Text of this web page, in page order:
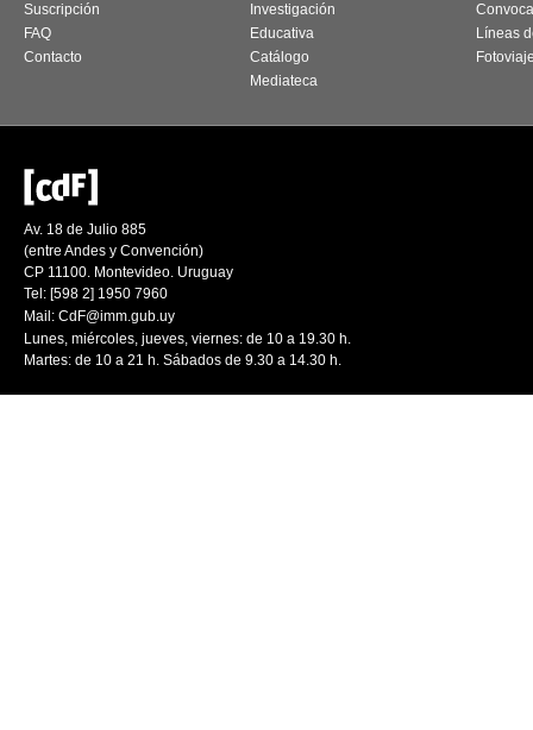
Suscripción
FAQ
Contacto
Investigación
Educativa
Catálogo
Mediateca
Líneas
Av. 18 de Julio 885
(entre Andes y Convención)
CP 11100. Montevideo. Uruguay
Tel: [598 2] 1950 7960
Mail: CdF@imm.gub.uy
Lunes, miércoles, jueves, viernes: de 10 a 19.30 h.
Martes: de 10 a 21 h. Sábados de 9.30 a 14.30 h.